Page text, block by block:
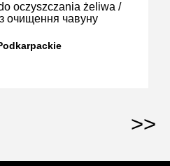
oczyszczania żeliwa /
очищення чавуну
>>